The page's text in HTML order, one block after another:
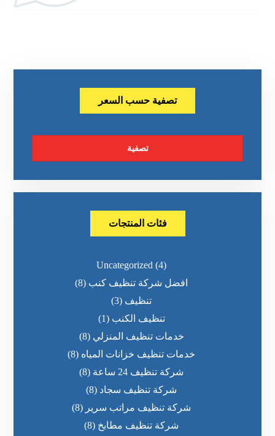
تصفية حسب السعر
تصفية
فئات المنتجات
Uncategorized (4)
افضل شركة تنظيف كنب (8)
تنظيف (3)
تنظيف الكنب (1)
خدمات تنظيف المنزلي (8)
خدمات تنظيف خزانات المياه (8)
شركة تنظيف 24 ساعة
(8)
شركة تنظيف سجاد (8)
شركة تنظيف مراتب سرير (8)
شركة تنظيف مطابخ (8)